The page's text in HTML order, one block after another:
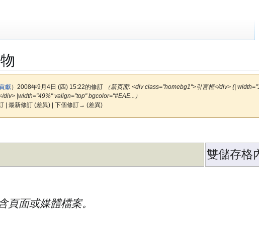
獻） 2008年9月4日 (四) 15:22的修訂
（新页面: <div class="homebg1">引言框</div> {|
div> |width="49%" valign="top" bgcolor="#EAE...）
| 最新修訂 (差異) | 下個修訂→ (差異)
雙儲存格
頁面或媒體檔案。